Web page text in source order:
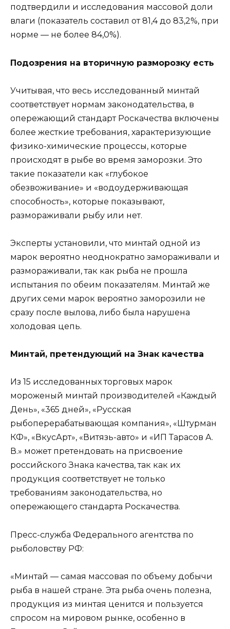
подтвердили и исследования массовой доли
влаги (показатель составил от 81,4 до 83,2%, при
норме — не более 84,0%).
Подозрения на вторичную разморозку есть
Учитывая, что весь исследованный минтай
соответствует нормам законодательства, в
опережающий стандарт Роскачества включены
более жесткие требования, характеризующие
физико-химические процессы, которые
происходят в рыбе во время заморозки. Это
такие показатели как «глубокое
обезвоживание» и «водоудерживающая
способность», которые показывают,
размораживали рыбу или нет.
Эксперты установили, что минтай одной из
марок вероятно неоднократно замораживали и
размораживали, так как рыба не прошла
испытания по обеим показателям. Минтай же
других семи марок вероятно заморозили не
сразу после вылова, либо была нарушена
холодовая цепь.
Минтай, претендующий на Знак качества
Из 15 исследованных торговых марок
мороженый минтай производителей «Каждый
День», «365 дней», «Русская
рыбоперерабатывающая компания», «Штурман
КФ», «ВкусАрт», «Витязь-авто» и «ИП Тарасов А.
В.» может претендовать на присвоение
российского Знака качества, так как их
продукция соответствует не только
требованиям законодательства, но
опережающего стандарта Роскачества.
Пресс-служба Федерального агентства по
рыболовству РФ:
«Минтай — самая массовая по объему добычи
рыба в нашей стране. Эта рыба очень полезна,
продукция из минтая ценится и пользуется
спросом на мировом рынке, особенно в